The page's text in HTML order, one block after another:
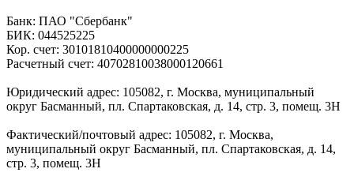
Банк: ПАО "Сбербанк"
БИК: 044525225
Кор. счет: 30101810400000000225
Расчетный счет: 40702810038000120661
Юридический адрес: 105082, г. Москва, муниципальный
округ Басманный, пл. Спартаковская, д. 14, стр. 3, помещ. 3Н
Фактический/почтовый адрес: 105082, г. Москва,
муниципальный округ Басманный, пл. Спартаковская, д. 14,
стр. 3, помещ. 3Н